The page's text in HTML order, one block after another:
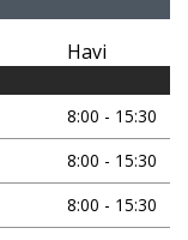
Havi
8:00 - 15:30
8:00 - 15:30
8:00 - 15:30